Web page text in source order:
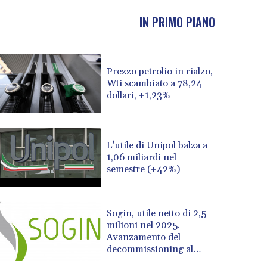
IN PRIMO PIANO
Prezzo petrolio in rialzo,
Wti scambiato a 78,24
dollari, +1,23%
L'utile di Unipol balza a
1,06 miliardi nel
semestre (+42%)
Sogin, utile netto di 2,5
milioni nel 2025.
Avanzamento del
decommissioning al